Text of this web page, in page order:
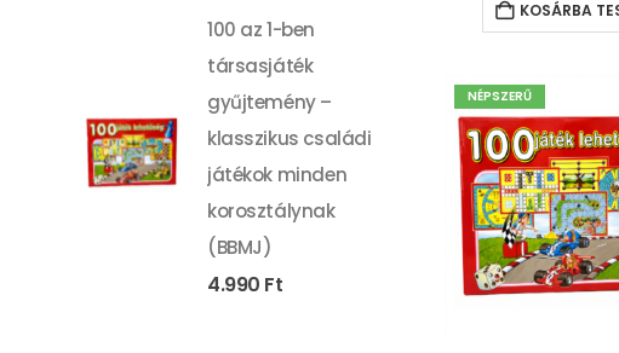
KOSÁRBA
NÉPSZERŰ
100 az 1-ben
társasjáték
gyűjtemény –
klasszikus családi
játékok minden
korosztálynak
(BBMJ)
4.990 Ft